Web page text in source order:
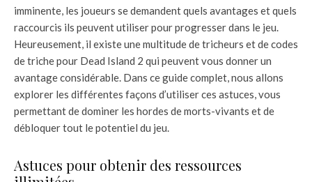
imminente, les joueurs se demandent quels avantages et quels
raccourcis ils peuvent utiliser pour progresser dans le jeu.
Heureusement, il existe une multitude de tricheurs et de codes
de triche pour Dead Island 2 qui peuvent vous donner un
avantage considérable. Dans ce guide complet, nous allons
explorer les différentes façons d’utiliser ces astuces, vous
permettant de dominer les hordes de morts-vivants et de
débloquer tout le potentiel du jeu.
Astuces pour obtenir des ressources